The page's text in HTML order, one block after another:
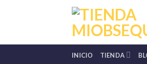
INICIO TIENDA